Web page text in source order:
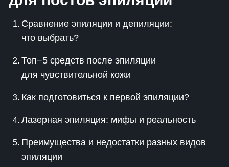
Сравнение эпиляции и депиляции:
что выбрать?
Топ−5 средств после эпиляции
для чувствительной кожи
Как подготовиться к первой эпиляции?
Лазерная эпиляция: мифы и реальность
Преимущества и недостатки разных видов
эпиляции